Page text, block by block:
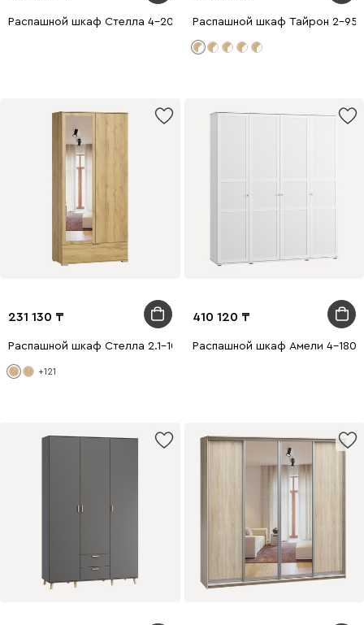
Распашной шкаф Стелла 4-200x210 Дуб Золотистый
Распашной шкаф Тайрон 2-
231 130
Распашной шкаф Стелла 2.1-100x240 Дуб Золотистый с
+121
410 120
Распашной шкаф Амели 4-